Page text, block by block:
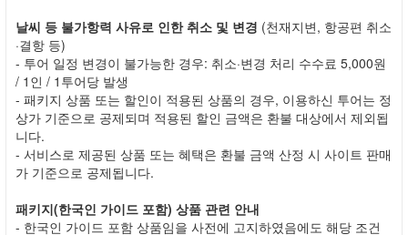
날씨 등 불가항력 사유로 인한 취소 및 변경 (천재지변, 항공편 취소
·결항 등)
- 투어 일정 변경이 불가능한 경우: 취소·변경 처리 수수료 5,000원
/ 1인 / 1투어당 발생
- 패키지 상품 또는 할인이 적용된 상품의 경우, 이용하신 투어는 정
상가 기준으로 공제되며 적용된 할인 금액은 환불 대상에서 제외됩
니다.
- 서비스로 제공된 상품 또는 혜택은 환불 금액 산정 시 사이트 판매
가 기준으로 공제됩니다.
패키지(한국인 가이드 포함) 상품 관련 안내
- 한국인 가이드 포함 상품임을 사전에 고지하였음에도 해당 조건